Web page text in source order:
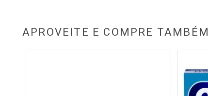
APROVEITE E COMPRE TAMBÉM